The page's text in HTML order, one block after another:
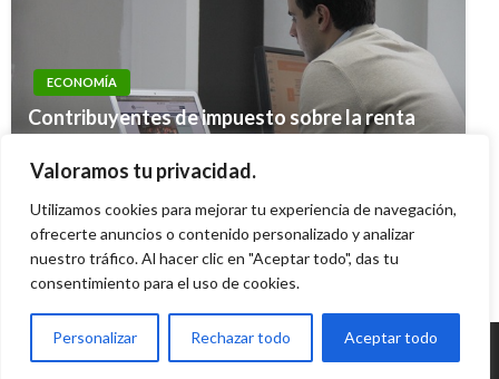
Valoramos tu privacidad.
Utilizamos cookies para mejorar tu experiencia de navegación,
ofrecerte anuncios o contenido personalizado y analizar
nuestro tráfico. Al hacer clic en "Aceptar todo", das tu
consentimiento para el uso de cookies.
Personalizar Rechazar todo Aceptar todo
ECONOMÍA
Contribuyentes de impuesto sobre la renta
jóvenes entre 18 y 28 años
Ariel Cabrera viernes abril 16, 2021
La Fiscalía identificó a ocho soldados
implicados en aberrante caso de niña indígena
Ariel Cabrera jueves junio 25, 2020